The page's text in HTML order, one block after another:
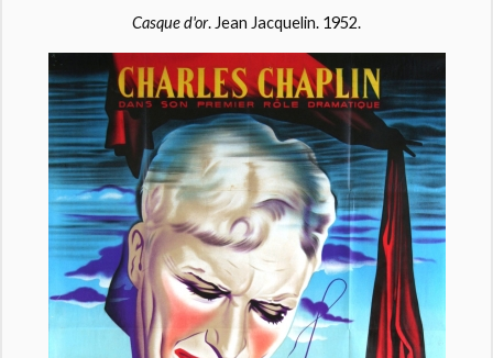
Casque d'or. Jean Jacquelin. 1952.